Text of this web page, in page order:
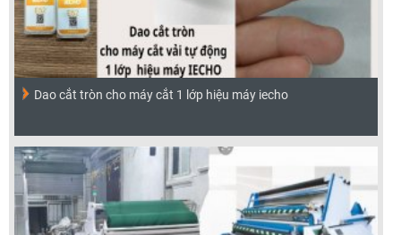
Dao cắt tròn cho máy cắt 1 lớp hiệu máy iecho